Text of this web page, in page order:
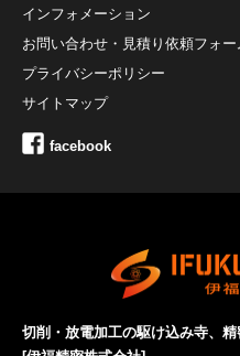
インフォメーション
お問い合わせ・見積り依頼フォー
プライバシーポリシー
サイトマップ
facebook
切削・放電加工の駆け込み寺、